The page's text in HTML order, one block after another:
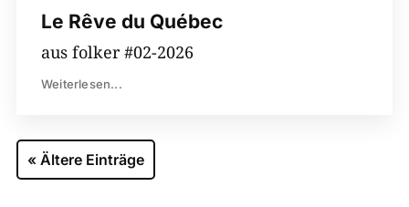
Le Rêve du Québec
aus folker #02-2026
Weiterlesen...
« Ältere Einträge